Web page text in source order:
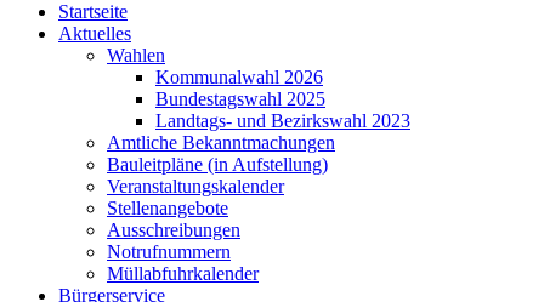
Startseite
Aktuelles
Wahlen
Kommunalwahl 2026
Bundestagswahl 2025
Landtags- und Bezirkswahl 2023
Amtliche Bekanntmachungen
Bauleitpläne (in Aufstellung)
Veranstaltungskalender
Stellenangebote
Ausschreibungen
Notrufnummern
Müllabfuhrkalender
Bürgerservice